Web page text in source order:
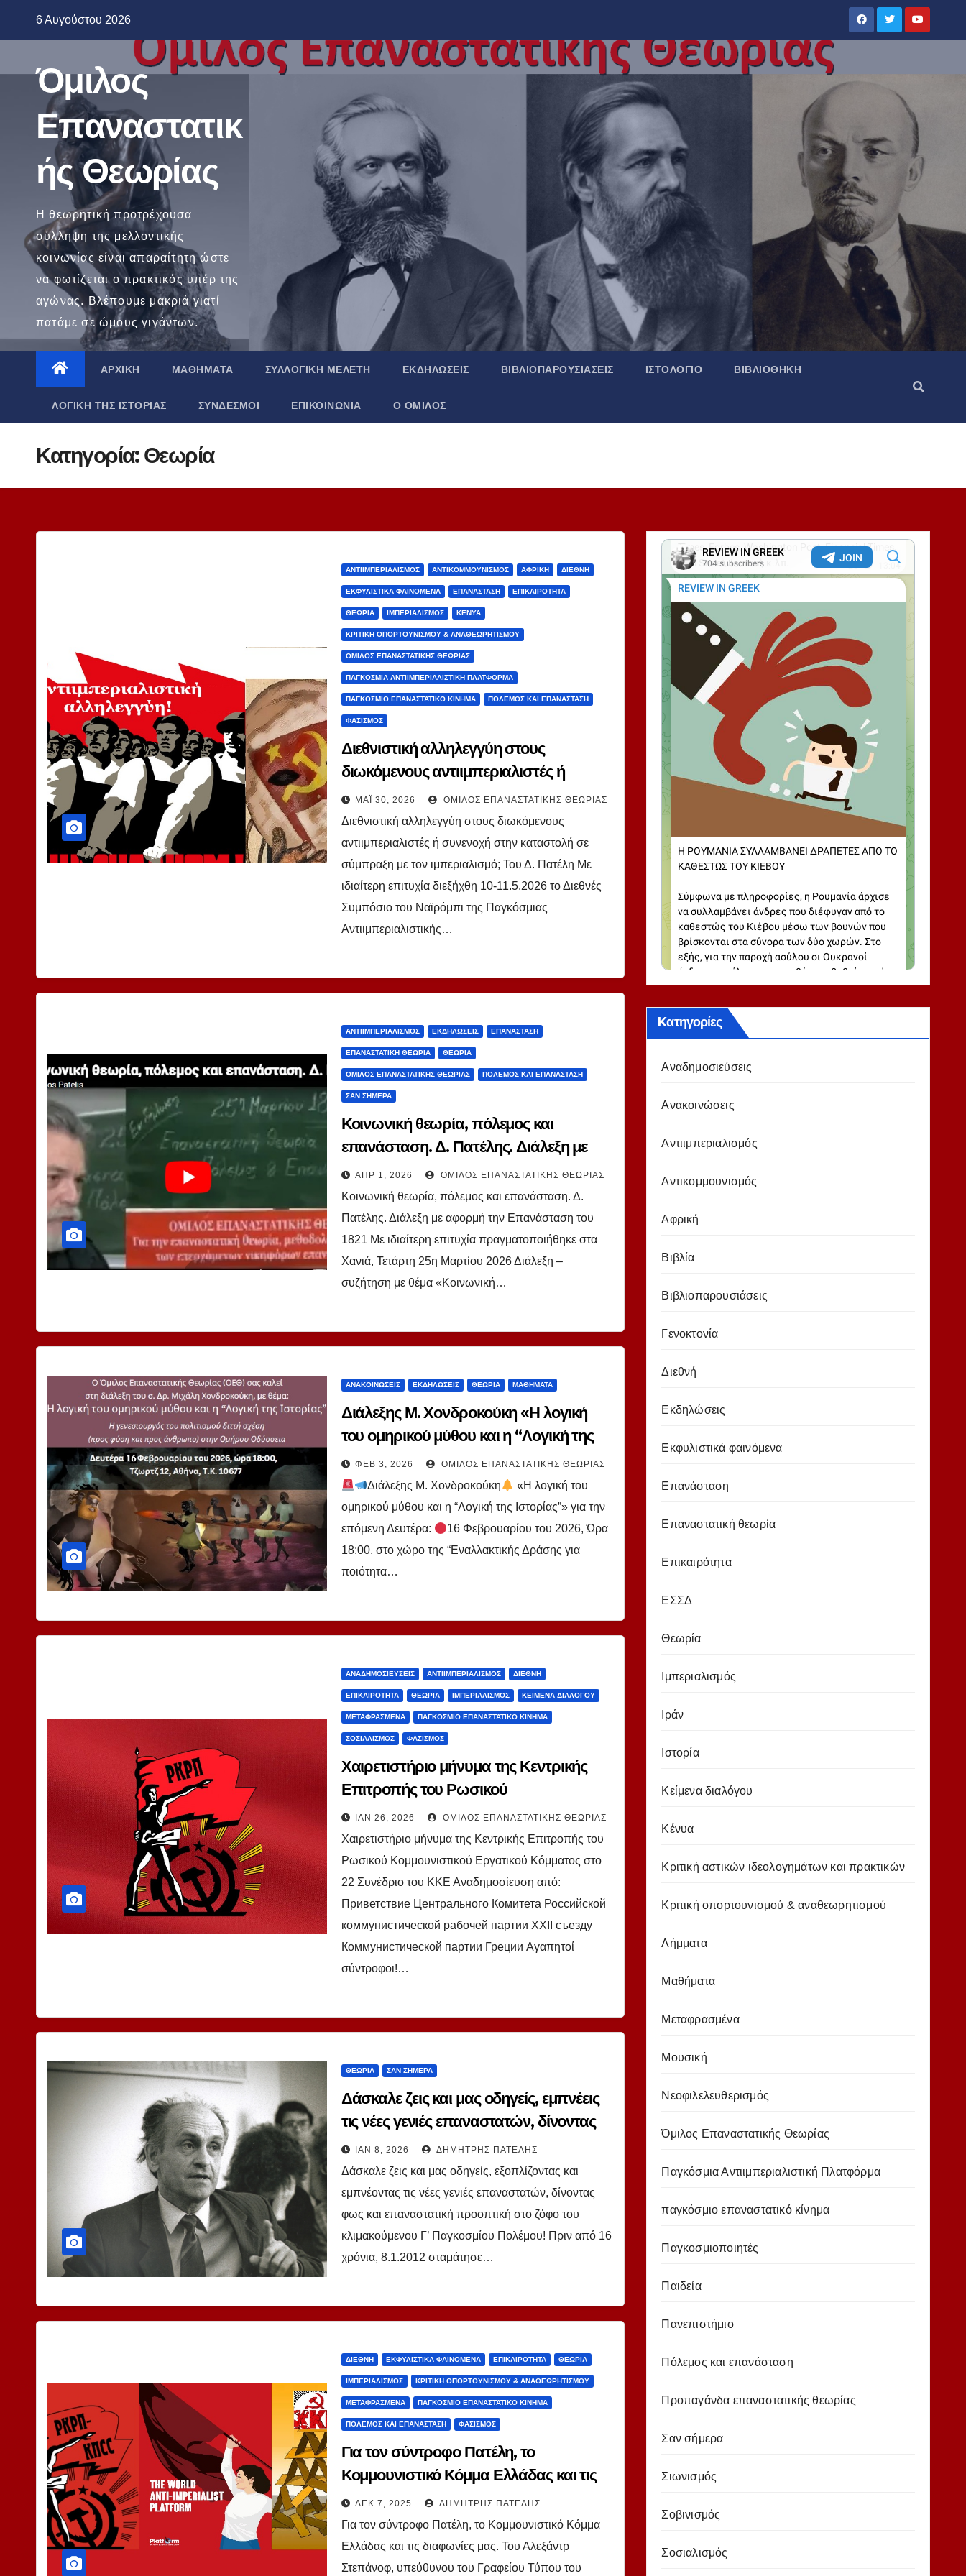
6 Αυγούστου 2026
Όμιλος
Επαναστατικ
ής Θεωρίας
Η θεωρητική προτρέχουσα
σύλληψη της μελλοντικής
κοινωνίας είναι απαραίτητη ώστε
να φωτίζεται ο πρακτικός υπέρ της
αγώνας. Βλέπουμε μακριά γιατί
πατάμε σε ώμους γιγάντων.
ΑΡΧΙΚΉ ΜΑΘΉΜΑΤΑ ΣΥΛΛΟΓΙΚΉ ΜΕΛΈΤΗ ΕΚΔΗΛΏΣΕΙΣ ΒΙΒΛΙΟΠΑΡΟΥΣΙΆΣΕΙΣ ΙΣΤΟΛΌΓΙΟ ΒΙΒΛΙΟΘΉΚΗ
ΛΟΓΙΚΉ ΤΗΣ ΙΣΤΟΡΊΑΣ ΣΎΝΔΕΣΜΟΙ ΕΠΙΚΟΙΝΩΝΊΑ Ο ΌΜΙΛΟΣ
Κατηγορία:Θεωρία
ΑΝΤΙΙΜΠΕΡΙΑΛΙΣΜΌΣ ΑΝΤΙΚΟΜΜΟΥΝΙΣΜΌΣ ΑΦΡΙΚΉ ΔΙΕΘΝΉ
ΕΚΦΥΛΙΣΤΙΚΆ ΦΑΙΝΌΜΕΝΑ ΕΠΑΝΆΣΤΑΣΗ ΕΠΙΚΑΙΡΌΤΗΤΑ
ΘΕΩΡΊΑ ΙΜΠΕΡΙΑΛΙΣΜΌΣ ΚΈΝΥΑ
ΚΡΙΤΙΚΉ ΟΠΟΡΤΟΥΝΙΣΜΟΎ & ΑΝΑΘΕΩΡΗΤΙΣΜΟΎ
ΌΜΙΛΟΣ ΕΠΑΝΑΣΤΑΤΙΚΉΣ ΘΕΩΡΊΑΣ
ΠΑΓΚΌΣΜΙΑ ΑΝΤΙΙΜΠΕΡΙΑΛΙΣΤΙΚΉ ΠΛΑΤΦΌΡΜΑ
ΠΑΓΚΌΣΜΙΟ ΕΠΑΝΑΣΤΑΤΙΚΌ ΚΊΝΗΜΑ ΠΌΛΕΜΟΣ ΚΑΙ ΕΠΑΝΆΣΤΑΣΗ
ΦΑΣΙΣΜΌΣ
Διεθνιστική αλληλεγγύη στους
διωκόμενους αντιιμπεριαλιστές ή
συνενοχή στην καταστολή σε
σύμπραξη με τον ιμπεριαλισμό; Του Δ.
Πατέλη
ΜΆΙ 30, 2026 ΌΜΙΛΟΣ ΕΠΑΝΑΣΤΑΤΙΚΉΣ ΘΕΩΡΊΑΣ
Διεθνιστική αλληλεγγύη στους διωκόμενους
αντιιμπεριαλιστές ή συνενοχή στην καταστολή σε
σύμπραξη με τον ιμπεριαλισμό; Του Δ. Πατέλη Με
ιδιαίτερη επιτυχία διεξήχθη 10-11.5.2026 το Διεθνές
Συμπόσιο του Ναϊρόμπι της Παγκόσμιας
Αντιιμπεριαλιστικής…
ΑΝΤΙΙΜΠΕΡΙΑΛΙΣΜΌΣ ΕΚΔΗΛΏΣΕΙΣ ΕΠΑΝΆΣΤΑΣΗ
ΕΠΑΝΑΣΤΑΤΙΚΉ ΘΕΩΡΊΑ ΘΕΩΡΊΑ
ΌΜΙΛΟΣ ΕΠΑΝΑΣΤΑΤΙΚΉΣ ΘΕΩΡΊΑΣ ΠΌΛΕΜΟΣ ΚΑΙ ΕΠΑΝΆΣΤΑΣΗ
ΣΑΝ ΣΉΜΕΡΑ
Κοινωνική θεωρία, πόλεμος και
επανάσταση. Δ. Πατέλης. Διάλεξη με
αφορμή την Επανάσταση του 1821
ΑΠΡ 1, 2026 ΌΜΙΛΟΣ ΕΠΑΝΑΣΤΑΤΙΚΉΣ ΘΕΩΡΊΑΣ
Κοινωνική θεωρία, πόλεμος και επανάσταση. Δ.
Πατέλης. Διάλεξη με αφορμή την Επανάσταση του
1821 Με ιδιαίτερη επιτυχία πραγματοποιήθηκε στα
Χανιά, Τετάρτη 25η Μαρτίου 2026 Διάλεξη –
συζήτηση με θέμα «Κοινωνική…
ΑΝΑΚΟΙΝΏΣΕΙΣ ΕΚΔΗΛΏΣΕΙΣ ΘΕΩΡΊΑ ΜΑΘΉΜΑΤΑ
Διάλεξης Μ. Χονδροκούκη «Η λογική
του ομηρικού μύθου και η “Λογική της
Ιστορίας”» 2026.2.9
ΦΕΒ 3, 2026 ΌΜΙΛΟΣ ΕΠΑΝΑΣΤΑΤΙΚΉΣ ΘΕΩΡΊΑΣ
Διάλεξης Μ. Χονδροκούκη
«Η λογική του
ομηρικού μύθου και η “Λογική της Ιστορίας”» για την
επόμενη Δευτέρα:
16 Φεβρουαρίου του 2026, Ώρα
18:00, στο χώρο της “Εναλλακτικής Δράσης για
ποιότητα…
ΑΝΑΔΗΜΟΣΙΕΎΣΕΙΣ ΑΝΤΙΙΜΠΕΡΙΑΛΙΣΜΌΣ ΔΙΕΘΝΉ
ΕΠΙΚΑΙΡΌΤΗΤΑ ΘΕΩΡΊΑ ΙΜΠΕΡΙΑΛΙΣΜΌΣ ΚΕΊΜΕΝΑ ΔΙΑΛΌΓΟΥ
ΜΕΤΑΦΡΑΣΜΈΝΑ ΠΑΓΚΌΣΜΙΟ ΕΠΑΝΑΣΤΑΤΙΚΌ ΚΊΝΗΜΑ
ΣΟΣΙΑΛΙΣΜΌΣ ΦΑΣΙΣΜΌΣ
Χαιρετιστήριο μήνυμα της Κεντρικής
Επιτροπής του Ρωσικού
Κομμουνιστικού Εργατικού Κόμματος
στο 22 Συνέδριο του ΚΚΕ
ΙΑΝ 26, 2026 ΌΜΙΛΟΣ ΕΠΑΝΑΣΤΑΤΙΚΉΣ ΘΕΩΡΊΑΣ
Χαιρετιστήριο μήνυμα της Κεντρικής Επιτροπής του
Ρωσικού Κομμουνιστικού Εργατικού Κόμματος στο
22 Συνέδριο του ΚΚΕ Αναδημοσίευση από:
Приветствие Центрального Комитета Российской
коммунистической рабочей партии XXII съезду
Коммунистической партии Греции Αγαπητοί
σύντροφοι!…
ΘΕΩΡΊΑ ΣΑΝ ΣΉΜΕΡΑ
Δάσκαλε ζεις και μας οδηγείς, εμπνέεις
τις νέες γενιές επαναστατών, δίνοντας
φως και επαναστατική προοπτική στο
ζόφο του κλιμακούμενου Γ’ Παγκοσμίου
Πολέμου!
ΙΑΝ 8, 2026 ΔΗΜΉΤΡΗΣ ΠΑΤΈΛΗΣ
Δάσκαλε ζεις και μας οδηγείς, εξοπλίζοντας και
εμπνέοντας τις νέες γενιές επαναστατών, δίνοντας
φως και επαναστατική προοπτική στο ζόφο του
κλιμακούμενου Γ’ Παγκοσμίου Πολέμου! Πριν από 16
χρόνια, 8.1.2012 σταμάτησε…
ΔΙΕΘΝΉ ΕΚΦΥΛΙΣΤΙΚΆ ΦΑΙΝΌΜΕΝΑ ΕΠΙΚΑΙΡΌΤΗΤΑ ΘΕΩΡΊΑ
ΙΜΠΕΡΙΑΛΙΣΜΌΣ ΚΡΙΤΙΚΉ ΟΠΟΡΤΟΥΝΙΣΜΟΎ & ΑΝΑΘΕΩΡΗΤΙΣΜΟΎ
ΜΕΤΑΦΡΑΣΜΈΝΑ ΠΑΓΚΌΣΜΙΟ ΕΠΑΝΑΣΤΑΤΙΚΌ ΚΊΝΗΜΑ
ΠΌΛΕΜΟΣ ΚΑΙ ΕΠΑΝΆΣΤΑΣΗ ΦΑΣΙΣΜΌΣ
Για τον σύντροφο Πατέλη, το
Κομμουνιστικό Κόμμα Ελλάδας και τις
διαφωνίες μας. Του Αλεξάντρ
Στεπάνοφ, ΚΕΚΡ
ΔΕΚ 7, 2025 ΔΗΜΉΤΡΗΣ ΠΑΤΈΛΗΣ
Για τον σύντροφο Πατέλη, το Κομμουνιστικό Κόμμα
Ελλάδας και τις διαφωνίες μας. Του Αλεξάντρ
Στεπάνοφ, υπεύθυνου του Γραφείου Τύπου του
Kατηγορίες
Αναδημοσιεύσεις
Ανακοινώσεις
Αντιιμπεριαλισμός
Αντικομμουνισμός
Αφρική
Βιβλία
Βιβλιοπαρουσιάσεις
Γενοκτονία
Διεθνή
Εκδηλώσεις
Εκφυλιστικά φαινόμενα
Επανάσταση
Επαναστατική θεωρία
Επικαιρότητα
ΕΣΣΔ
Θεωρία
Ιμπεριαλισμός
Ιράν
Ιστορία
Κείμενα διαλόγου
Κένυα
Κριτική αστικών ιδεολογημάτων και πρακτικών
Κριτική οπορτουνισμού & αναθεωρητισμού
Λήμματα
Μαθήματα
Μεταφρασμένα
Μουσική
Νεοφιλελευθερισμός
Όμιλος Επαναστατικής Θεωρίας
Παγκόσμια Αντιιμπεριαλιστική Πλατφόρμα
παγκόσμιο επαναστατικό κίνημα
Παγκοσμιοποιητές
Παιδεία
Πανεπιστήμιο
Πόλεμος και επανάσταση
Προπαγάνδα επαναστατικής θεωρίας
Σαν σήμερα
Σιωνισμός
Σοβινισμός
Σοσιαλισμός